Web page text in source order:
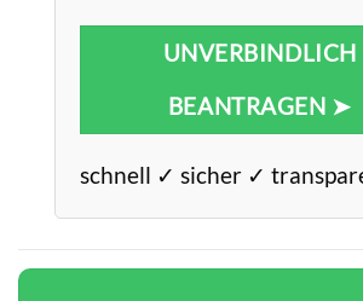
UNVERBINDLICH
BEANTRAGEN ➤
schnell ✓ sicher ✓